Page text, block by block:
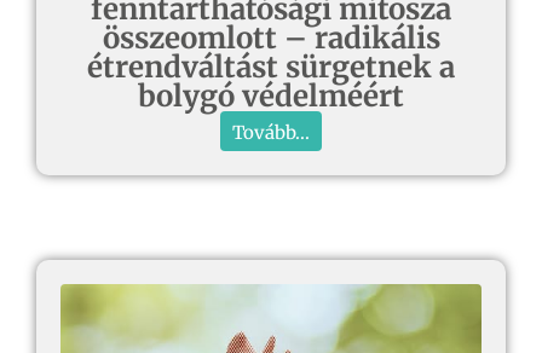
fenntarthatósági mítosza
összeomlott – radikális
étrendváltást sürgetnek a
bolygó védelméért
Tovább...